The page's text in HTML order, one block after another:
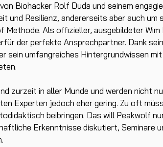
Biohacker Rolf Duda und seinem
und Resilienz, andererseits aber auch um
Methode. Als offizieller, ausgebildeter
der perfekte Ansprechpartner. Dank
sein umfangreiches Hintergrundwissen
zurzeit in aller Munde und werden nicht
Experten jedoch eher gering. Zu oft
beibringen. Das will Peakwolf
Erkenntnisse diskutiert, Seminare